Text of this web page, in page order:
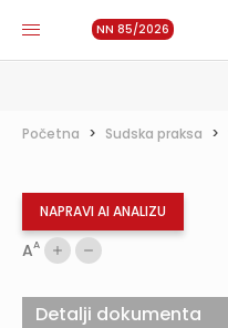
NN 85/2026
Početna > Sudska praksa >
NAPRAVI AI ANALIZU
AA
Detalji dokumenta